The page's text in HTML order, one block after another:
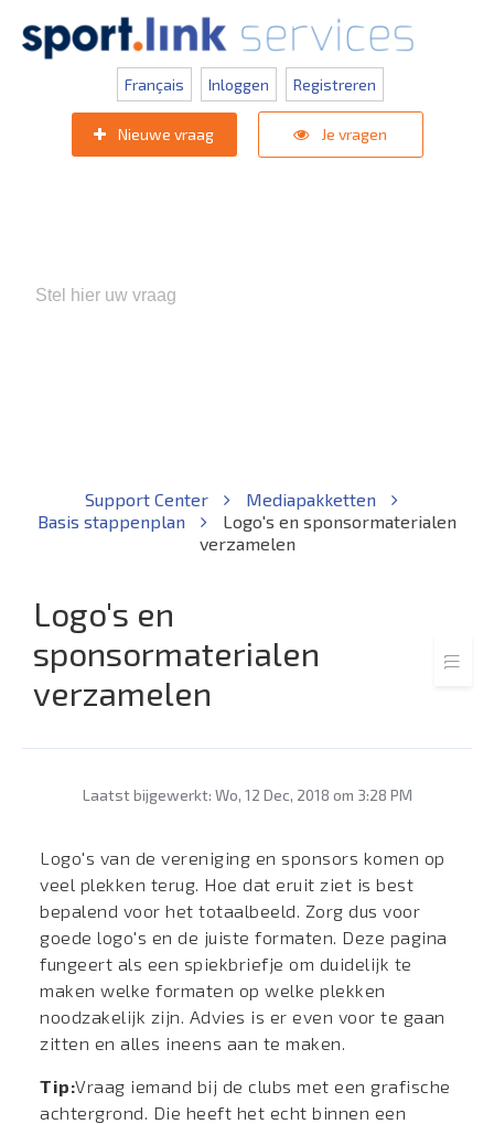
Français Inloggen Registreren
Nieuwe vraag Je vragen
Support Center
Mediapakketten
Basis stappenplan
Logo's en sponsormaterialen
verzamelen
Logo's en
sponsormaterialen
verzamelen
Laatst bijgewerkt: Wo, 12 Dec, 2018 om 3:28 PM
Logo's van de vereniging en sponsors komen op
veel plekken terug. Hoe dat eruit ziet is best
bepalend voor het totaalbeeld. Zorg dus voor
goede logo's en de juiste formaten. Deze pagina
fungeert als een spiekbriefje om duidelijk te
maken welke formaten op welke plekken
noodzakelijk zijn. Advies is er even voor te gaan
zitten en alles ineens aan te maken.
Tip:Vraag iemand bij de clubs met een grafische
achtergrond. Die heeft het echt binnen een